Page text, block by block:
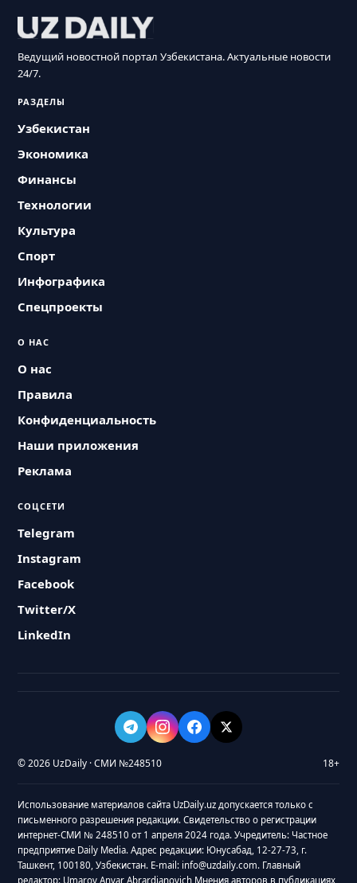
Ведущий новостной портал Узбекистана. Актуальные новости
24/7.
РАЗДЕЛЫ
Узбекистан
Экономика
Финансы
Технологии
Культура
Спорт
Инфографика
Спецпроекты
О НАС
О нас
Правила
Конфиденциальность
Наши приложения
Реклама
СОЦСЕТИ
Telegram
Instagram
Facebook
Twitter/X
LinkedIn
© 2026 UzDaily · СМИ №248510 18+
Использование материалов сайта UzDaily.uz допускается только с
письменного разрешения редакции. Свидетельство о регистрации
интернет-СМИ № 248510 от 1 апреля 2024 года. Учредитель: Частное
предприятие Daily Media. Адрес редакции: Юнусабад, 12-27-73, г.
Ташкент, 100180, Узбекистан. E-mail: info@uzdaily.com. Главный
редактор: Umarov Anvar Abrardjanovich Мнения авторов в публикациях